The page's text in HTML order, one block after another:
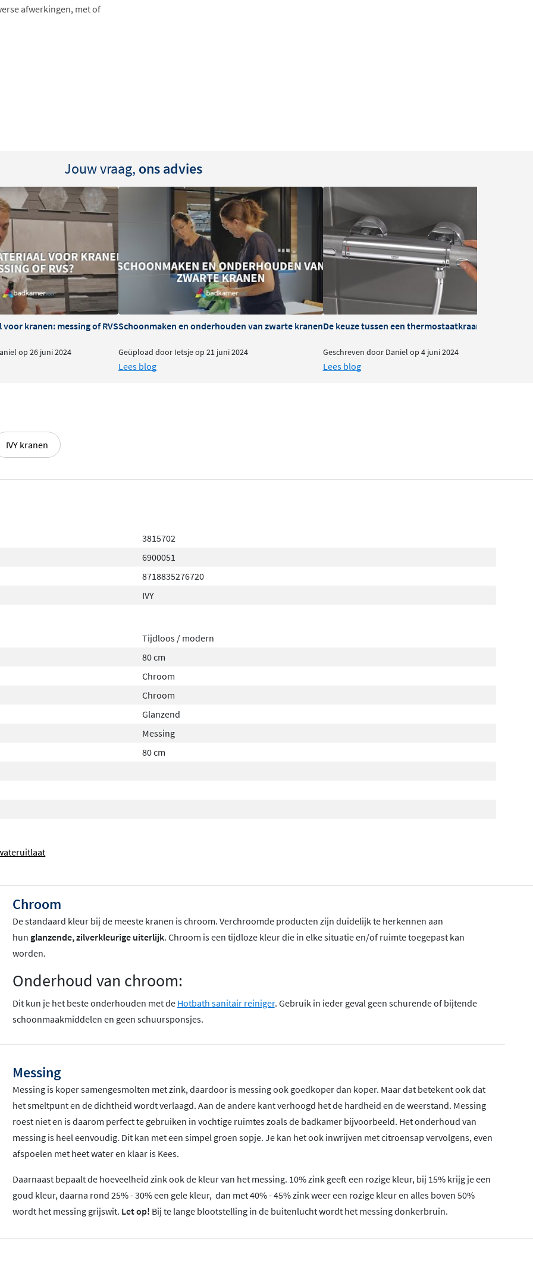
afwerkingen, met of
wateruitlaat. De
uitstraling
Hierdoor vermijd je
geheel.
eenvoudig in de
douchen en maakt het
De glijstang is
koper en gunmetal
coatings bieden extra
uitstraling, zelfs na
badkamerinrichting en
Jouw vraag, ons advies
kranen: messing of RVS
op 26 juni 2024
Schoonmaken en onderhouden van zwarte kranen
Geüpload door Ietsje op 21 juni 2024
Lees blog
De keuze tussen een thermostaatkraan of
Geschreven door Daniel op 4 juni 2024
Lees blog
IVY kranen
3815702
6900051
8718835276720
IVY
Tijdloos / modern
80 cm
Chroom
Chroom
Glanzend
Messing
80 cm
Chroom
De standaard kleur bij de meeste kranen is chroom. Verchroomde producten zijn duidelijk te herkennen aan
hun glanzende, zilverkleurige uiterlijk. Chroom is een tijdloze kleur die in elke situatie en/of ruimte toegepast kan
worden.
Onderhoud van chroom:
Dit kun je het beste onderhouden met de Hotbath sanitair reiniger. Gebruik in ieder geval geen schurende of bijtende
schoonmaakmiddelen en geen schuursponsjes.
Messing
Messing is koper samengesmolten met zink, daardoor is messing ook goedkoper dan koper. Maar dat betekent ook dat
het smeltpunt en de dichtheid wordt verlaagd. Aan de andere kant verhoogd het de hardheid en de weerstand. Messing
roest niet en is daarom perfect te gebruiken in vochtige ruimtes zoals de badkamer bijvoorbeeld. Het onderhoud van
messing is heel eenvoudig. Dit kan met een simpel groen sopje. Je kan het ook inwrijven met citroensap vervolgens, even
afspoelen met heet water en klaar is Kees.
Daarnaast bepaalt de hoeveelheid zink ook de kleur van het messing. 10% zink geeft een rozige kleur, bij 15% krijg je een
goud kleur, daarna rond 25% - 30% een gele kleur, dan met 40% - 45% zink weer een rozige kleur en alles boven 50%
wordt het messing grijswit. Let op! Bij te lange blootstelling in de buitenlucht wordt het messing donkerbruin.